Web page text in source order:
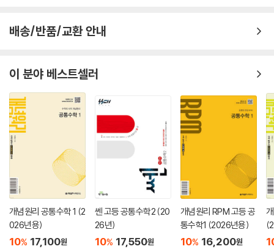
- 교과서 예제 수준의 기본 문제를 통해 기본 개념을 다시 한 번 확인하는
기본 공식을 정확히 이해하여 내신 유형 문제에 대비할 수 있도록 하였습
니다.
· 내신 유형 문제
- 300여 개 고등학교의 내신 기출 문제들을 분석하여 잘 나오는 문제들을
유형화하여 분류하였습니다. 중요한 문항에는 ‘중요’ 표시를 하였고 내신
빈출 교육청 기출 문제도 수록하였습니다. 자주 출제되는 문제에 대한 적
응력을 길러 내신 시험에 대비할 수 있도록 하였습니다.
· 쌤이 시험에 꼭 내는 문제
- 다양한 유형의 문제들 중 실제 시험에 자주 나오는 문제들을 선별하여 구
성하였습니다. 기본 문제부터 난이도 있는 문제에 이르기까지 학교 시험에
배송/반품/교환 안내
이 분야 베스트셀러
개념원리 공통수학 1 (2
026년용)
10% 17,100원
쎈 고등 공통수학2 (20
26년)
10% 17,550원
개념원리 RPM 고등 공
통수학1 (2026년용)
10% 16,200원